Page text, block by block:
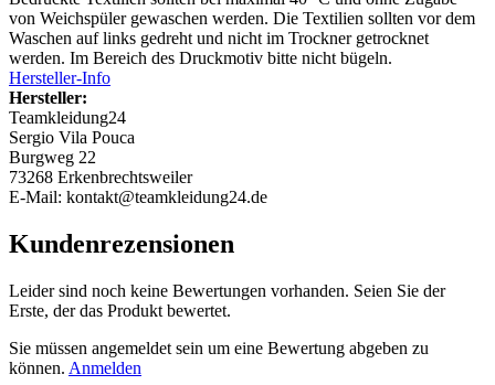
von Weichspüler gewaschen werden. Die Textilien sollten vor dem
Waschen auf links gedreht und nicht im Trockner getrocknet
werden. Im Bereich des Druckmotiv bitte nicht bügeln.
Hersteller-Info
Hersteller:
Teamkleidung24
Sergio Vila Pouca
Burgweg 22
73268 Erkenbrechtsweiler
E-Mail: kontakt@teamkleidung24.de
Kundenrezensionen
Leider sind noch keine Bewertungen vorhanden. Seien Sie der
Erste, der das Produkt bewertet.
Sie müssen angemeldet sein um eine Bewertung abgeben zu
können. Anmelden